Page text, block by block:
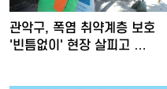
관악구, 폭염 취약계층 보호
'빈틈없이' 현장 살피고 …